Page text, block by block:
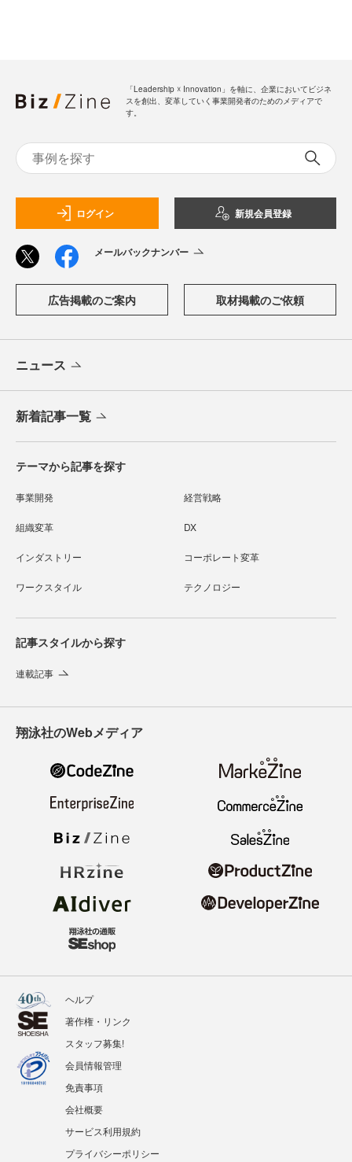
「Leadership ☓ Innovation」を軸に、企業においてビジネ
スを創出、変革していく事業開発者のためのメディアで
す。
ログイン 新規会員登録
メールバックナンバー
広告掲載のご案内 取材掲載のご依頼
ニュース
新着記事一覧
テーマから記事を探す
事業開発 経営戦略
組織変革 DX
インダストリー コーポレート変革
ワークスタイル テクノロジー
記事スタイルから探す
連載記事
翔泳社のWebメディア
ヘルプ
著作権・リンク
スタッフ募集!
会員情報管理
免責事項
会社概要
サービス利用規約
プライバシーポリシー